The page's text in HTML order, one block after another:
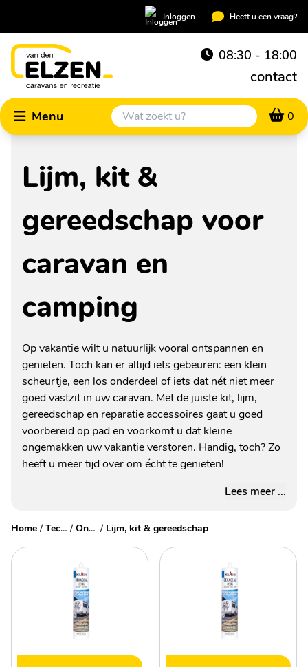
Inloggen Heeft u een vraag?
08:30 - 18:00
contact
Menu 0
Lijm, kit &
gereedschap voor
caravan en
camping
Op vakantie wilt u natuurlijk vooral ontspannen en
genieten. Toch kan er altijd iets gebeuren: een klein
scheurtje, een los onderdeel of iets dat nét niet meer
goed vastzit in uw caravan. Met de juiste kit, lijm,
gereedschap en reparatie accessoires gaat u goed
voorbereid op pad en voorkomt u dat kleine
ongemakken uw vakantie verstoren. Handig, toch? Zo
heeft u meer tijd over om écht te genieten!
Lees meer ...
Home / Technische accessoires / Onderhoud / Lijm, kit & gereedschap